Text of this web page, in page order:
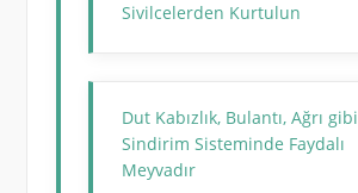
Sivilcelerden Kurtulun
Dut Kabızlık, Bulantı, Ağrı gibi
Sindirim Sisteminde Faydalı
Meyvadır